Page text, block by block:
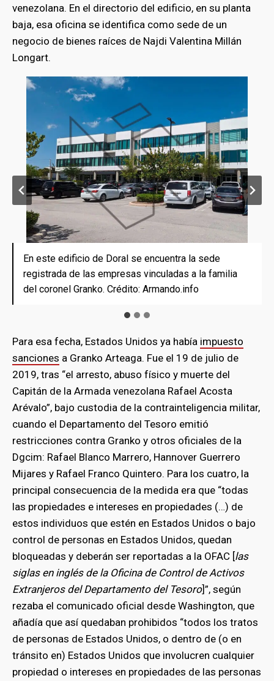
venezolana. En el directorio del edificio, en su planta
baja, esa oficina se identifica como sede de un
negocio de bienes raíces de Najdi Valentina Millán
Longart.
En este edificio de Doral se encuentra la sede
registrada de las empresas vinculadas a la familia
del coronel Granko. Crédito: Armando.info
La oficina está a cargo de Najdi Valentina Millán, una
de las socias al frente de tres empresas vinculadas
a la familia del coronel. Crédito: Armando.info
La sede que Beer & Food Truck CA Corp apuntó en
Estados Unidos está detrás de esta puerta. Crédito:
Armando.info
Para esa fecha, Estados Unidos ya había impuesto
sanciones a Granko Arteaga. Fue el 19 de julio de
2019, tras “el arresto, abuso físico y muerte del
Capitán de la Armada venezolana Rafael Acosta
Arévalo”, bajo custodia de la contrainteligencia militar,
cuando el Departamento del Tesoro emitió
restricciones contra Granko y otros oficiales de la
Dgcim: Rafael Blanco Marrero, Hannover Guerrero
Mijares y Rafael Franco Quintero. Para los cuatro, la
principal consecuencia de la medida era que “todas
las propiedades e intereses en propiedades (…) de
estos individuos que estén en Estados Unidos o bajo
control de personas en Estados Unidos, quedan
bloqueadas y deberán ser reportadas a la OFAC [las
siglas en inglés de la Oficina de Control de Activos
Extranjeros del Departamento del Tesoro]”, según
rezaba el comunicado oficial desde Washington, que
añadía que así quedaban prohibidos “todos los tratos
de personas de Estados Unidos, o dentro de (o en
tránsito en) Estados Unidos que involucren cualquier
propiedad o intereses en propiedades de las personas